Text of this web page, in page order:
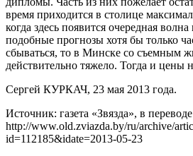
время приходится в столице
когда здесь появится очередная
подобные прогнозы хотя бы только
сбываться, то в Минске со съемным
действительно тяжело. Тогда и цены
Сергей КУРКАЧ, 23 мая 2013 года.
Источник: газета «Звязда», в
http://www.old.zviazda.by/ru/archive/
id=112185&idate=2013-05-23